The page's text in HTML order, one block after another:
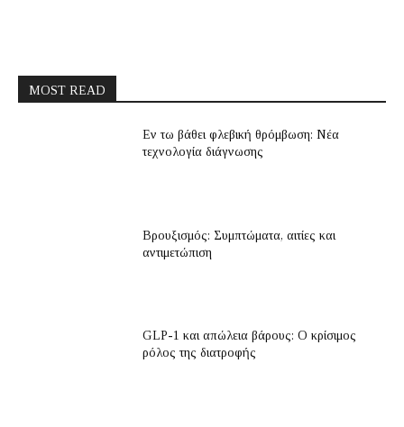
MOST READ
Εν τω βάθει φλεβική θρόμβωση: Νέα
τεχνολογία διάγνωσης
Βρουξισμός: Συμπτώματα, αιτίες και
αντιμετώπιση
GLP-1 και απώλεια βάρους: Ο κρίσιμος
ρόλος της διατροφής